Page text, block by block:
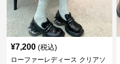
¥7,200 (税込)
ローファーレディース クリアソ